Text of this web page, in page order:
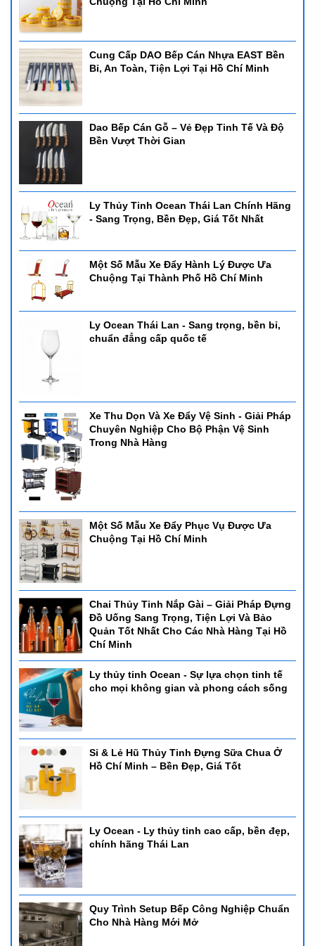
Showroom Đồ Dùng thiết bị tại Nha trang: Đường số 3, khu Đô thị
Hà quang 2, Nha Trang, Khánh Hòa
Showroom Đồ Dùng thiết bị tại Hồ Chí Minh:- 44/14 Lê Cơ, P. An
Lạc, Q. Bình Tân, TP. Hồ Chí Minh.
Mọi chi tiết xin liên hệ : 0905 880 131
Cung Cấp DAO Bếp Cán Nhựa EAST Bền
Bỉ, An Toàn, Tiện Lợi Tại Hồ Chí Minh
Dao Bếp Cán Gỗ – Vẻ Đẹp Tinh Tế Và Độ
Bền Vượt Thời Gian
Ly Thủy Tinh Ocean Thái Lan Chính Hãng
- Sang Trọng, Bền Đẹp, Giá Tốt Nhất
Một Số Mẫu Xe Đẩy Hành Lý Được Ưa
Chuộng Tại Thành Phố Hồ Chí Minh
Ly Ocean Thái Lan - Sang trọng, bền bỉ,
chuẩn đẳng cấp quốc tế
Xe Thu Dọn Và Xe Đẩy Vệ Sinh - Giải Pháp
Chuyên Nghiệp Cho Bộ Phận Vệ Sinh
Trong Nhà Hàng
Một Số Mẫu Xe Đẩy Phục Vụ Được Ưa
Chuộng Tại Hồ Chí Minh
Chai Thủy Tinh Nắp Gài – Giải Pháp Đựng
Đồ Uống Sang Trọng, Tiện Lợi Và Bảo
Quản Tốt Nhất Cho Các Nhà Hàng Tại Hồ
Chí Minh
Ly thủy tinh Ocean - Sự lựa chọn tinh tế
cho mọi không gian và phong cách sống
Sỉ & Lẻ Hũ Thủy Tinh Đựng Sữa Chua Ở
Hồ Chí Minh – Bền Đẹp, Giá Tốt
Ly Ocean - Ly thủy tinh cao cấp, bền đẹp,
chính hãng Thái Lan
Quy Trình Setup Bếp Công Nghiệp Chuẩn
Cho Nhà Hàng Mới Mở